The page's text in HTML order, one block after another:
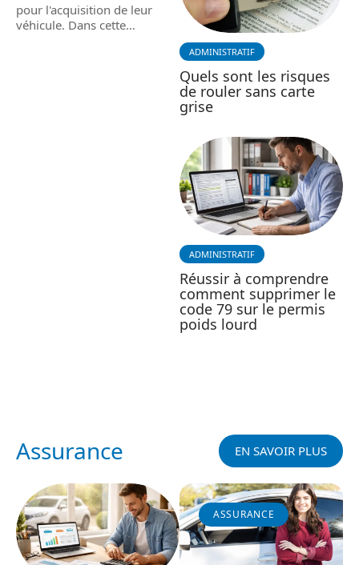
pour l'acquisition de leur
véhicule. Dans cette…
ADMINISTRATIF
Quels sont les risques
de rouler sans carte
grise
ADMINISTRATIF
Réussir à comprendre
comment supprimer le
code 79 sur le permis
poids lourd
Assurance EN SAVOIR PLUS
ASSURANCE